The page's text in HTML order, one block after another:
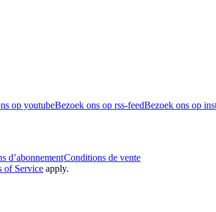
op youtubeBezoek ons op rss-feedBezoek ons op
d’abonnementConditions de vente
of Service apply.